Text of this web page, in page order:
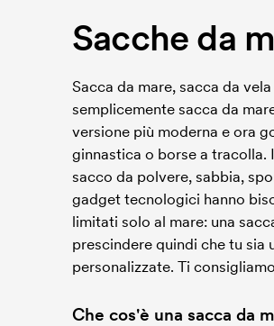
Sacche da
Sacca da mare, sacca da
semplicemente sacca da
versione più moderna e ora
ginnastica o borse a
sacco da polvere, sabbia,
gadget tecnologici hanno
limitati solo al mare: una
prescindere quindi che tu sia
personalizzate. Ti
Che cos'è una sacca da